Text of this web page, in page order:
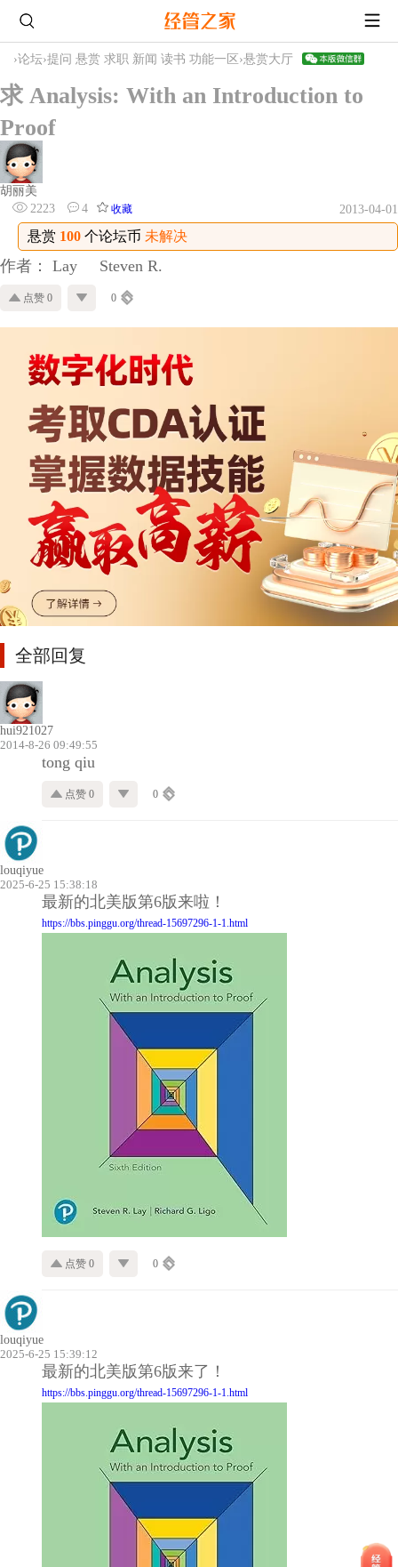
›论坛›提问 悬赏 求职 新闻 读书 功能一区 ›悬赏大厅
求 Analysis: With an Introduction to
Proof
胡丽美
2223
4 收藏 2013-04-01
悬赏 100 个论坛币 未解决
作者： Lay Steven R.
点赞 0 0
全部回复
hui921027
2014-8-26 09:49:55
tong qiu
点赞 0 0
louqiyue
2025-6-25 15:38:18
最新的北美版第6版来啦 ！
https://bbs.pinggu.org/thread-15697296-1-1.html
点赞 0 0
louqiyue
2025-6-25 15:39:12
最新的北美版第6版来了 ！
https://bbs.pinggu.org/thread-15697296-1-1.html